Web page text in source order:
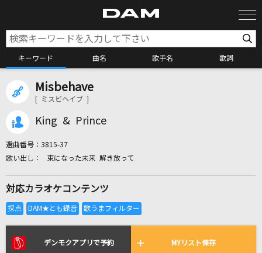
キーワード 曲名 歌手名 歌詞
全国りれき
リアルタイムで歌われている曲の一覧
Misbehave
[ ミスビヘイブ ]
King & Prince
選曲番号： 3815-37
束になった未来 解き放って
対応カラオケコンテンツ
デンモクアプリで予約 MYリスト保存